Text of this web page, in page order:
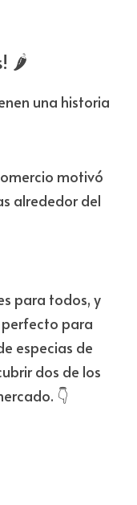
🌶️
una historia
motivó
alrededor del
para todos, y
perfecto para
especias de
dos de los
👇